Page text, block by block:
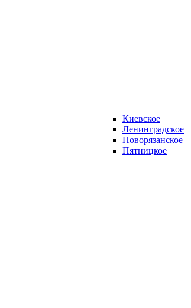
Киевское
Ленинградское
Новорязанское
Пятницкое